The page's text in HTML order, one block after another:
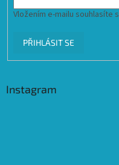
Vložením e-mailu souhlasíte s
PŘIHLÁSIT SE
Instagram